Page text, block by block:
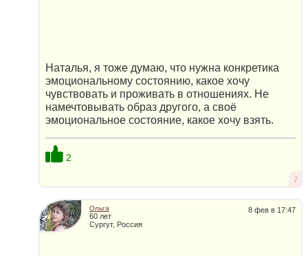
Наталья, я тоже думаю, что нужна конкретика
эмоциональному состоянию, какое хочу
чувствовать и проживать в отношениях. Не
намечтовывать образ другого, а своё
эмоциональное состояние, какое хочу взять.
2
7
8 фев в 17:47
Ольга
60 лет
Сургут, Россия